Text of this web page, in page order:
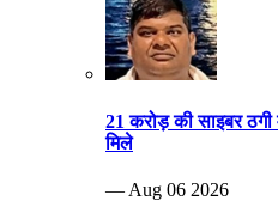
21 करोड़ की साइबर
मिले
— Aug 06 2026